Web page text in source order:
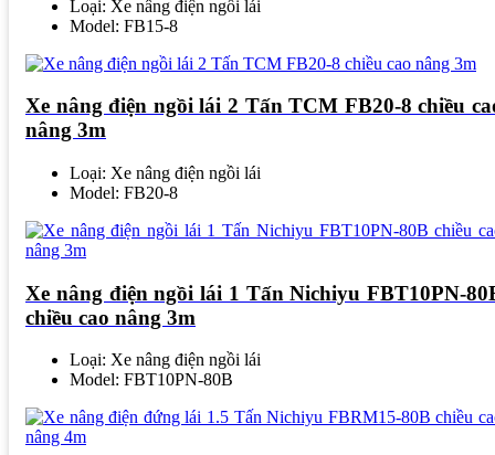
Loại: Xe nâng điện ngồi lái
Model: FB15-8
Xe nâng điện ngồi lái 2 Tấn TCM FB20-8 chiều
nâng 3m
Loại: Xe nâng điện ngồi lái
Model: FB20-8
Xe nâng điện ngồi lái 1 Tấn Nichiyu FBT10PN-
chiều cao nâng 3m
Loại: Xe nâng điện ngồi lái
Model: FBT10PN-80B